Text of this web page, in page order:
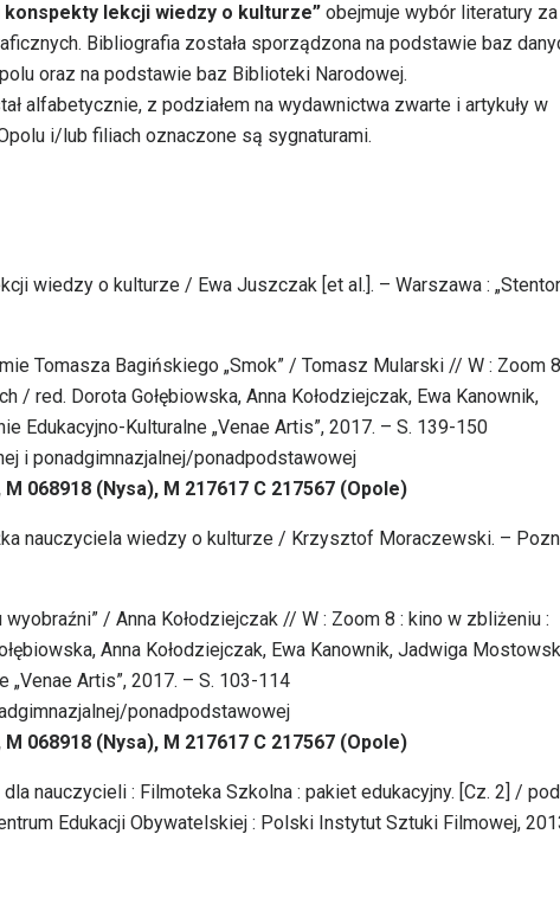
konspekty lekcji wiedzy o kulturze” obejmuje wybór literatury
Bibliografia została sporządzona na podstawie baz
oraz na podstawie baz Biblioteki Narodowej.
alfabetycznie, z podziałem na wydawnictwa zwarte i artykuły w
i/lub filiach oznaczone są sygnaturami.
wiedzy o kulturze / Ewa Juszczak [et al.]. – Warszawa :
Tomasza Bagińskiego „Smok” / Tomasz Mularski // W : Zoom
/ red. Dorota Gołębiowska, Anna Kołodziejczak, Ewa Kanownik,
Edukacyjno-Kulturalne „Venae Artis”, 2017. – S. 139-150
i ponadgimnazjalnej/ponadpodstawowej
068918 (Nysa), M 217617 C 217567 (Opole)
nauczyciela wiedzy o kulturze / Krzysztof Moraczewski. –
/ Anna Kołodziejczak // W : Zoom 8 : kino w zbliżeniu :
Anna Kołodziejczak, Ewa Kanownik, Jadwiga
Artis”, 2017. – S. 103-114
ponadpodstawowej
068918 (Nysa), M 217617 C 217567 (Opole)
nauczycieli : Filmoteka Szkolna : pakiet edukacyjny. [Cz. 2] /
Edukacji Obywatelskiej : Polski Instytut Sztuki Filmowej,